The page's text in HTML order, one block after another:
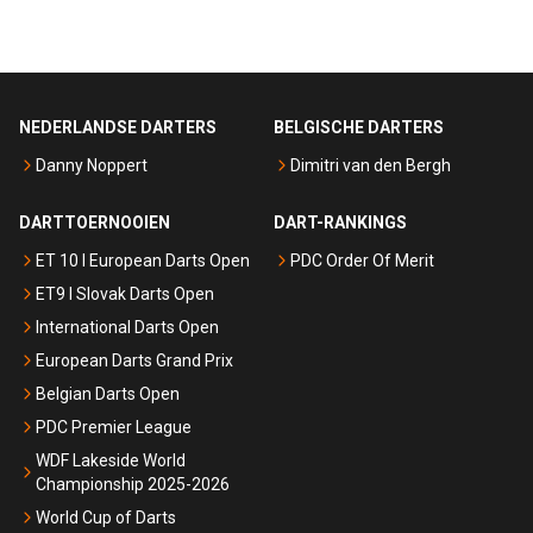
NEDERLANDSE DARTERS
Danny Noppert
BELGISCHE DARTERS
Dimitri van den Bergh
DARTTOERNOOIEN
ET 10 I European Darts Open
ET9 I Slovak Darts Open
International Darts Open
European Darts Grand Prix
Belgian Darts Open
PDC Premier League
WDF Lakeside World
Championship 2025-2026
World Cup of Darts
DART-RANKINGS
PDC Order Of Merit